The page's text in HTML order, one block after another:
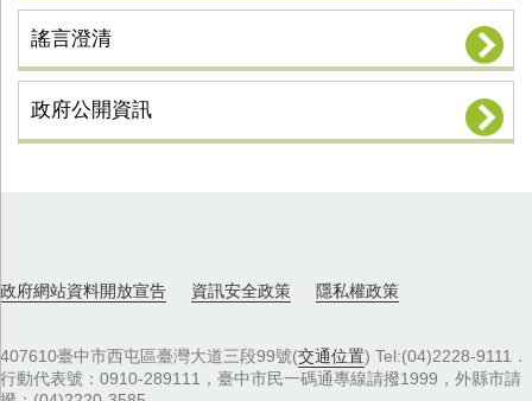
謠言澄清
政府公開資訊
政府網站資料開放宣告 資訊安全政策 隱私權政策
407610臺中市西屯區臺灣大道三段99號(交通位置) Tel:(04)2228-9111．
行動代表號：0910-289111，臺中市民一碼通專線請撥1999，外縣市請